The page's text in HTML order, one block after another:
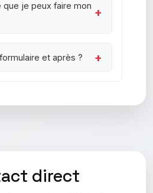
que je peux faire mon
et après ?
direct